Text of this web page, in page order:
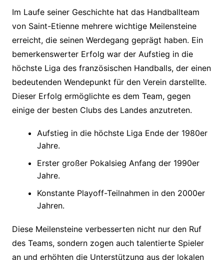
Im Laufe seiner Geschichte hat das Handballteam
von Saint-Etienne mehrere wichtige Meilensteine
erreicht, die seinen Werdegang geprägt haben. Ein
bemerkenswerter Erfolg war der Aufstieg in die
höchste Liga des französischen Handballs, der einen
bedeutenden Wendepunkt für den Verein darstellte.
Dieser Erfolg ermöglichte es dem Team, gegen
einige der besten Clubs des Landes anzutreten.
Aufstieg in die höchste Liga Ende der 1980er
Jahre.
Erster großer Pokalsieg Anfang der 1990er
Jahre.
Konstante Playoff-Teilnahmen in den 2000er
Jahren.
Diese Meilensteine verbesserten nicht nur den Ruf
des Teams, sondern zogen auch talentierte Spieler
an und erhöhten die Unterstützung aus der lokalen